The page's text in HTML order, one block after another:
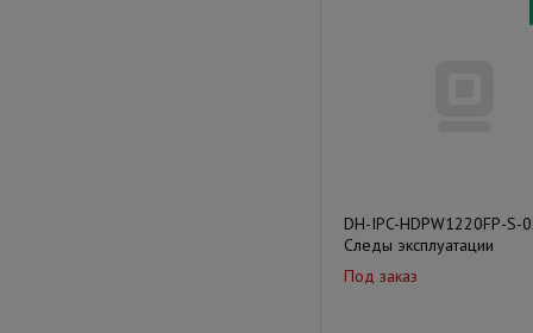
DH-IPC-HDPW1220FP-S-
Следы эксплуатации
Под заказ